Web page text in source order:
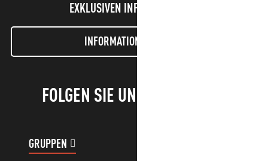
EXKLUSIVEN INFORMATIONEN!
INFORMATIONEN LETTER
FOLGEN SIE UNS!
GRUPPEN